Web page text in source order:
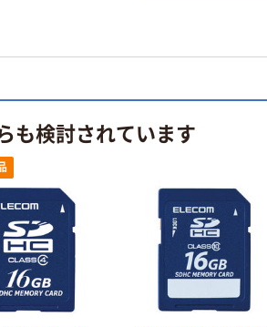
も検討されています